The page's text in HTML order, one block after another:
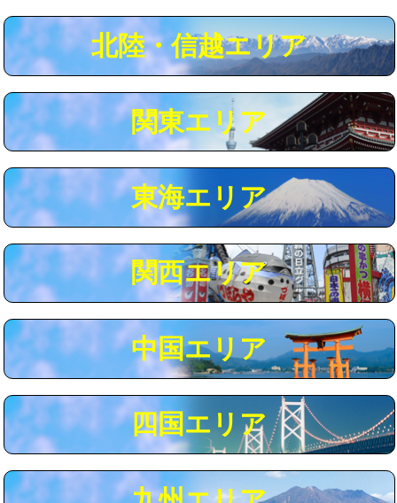
マス交換（土の掘削・埋め戻し作業） 11,000円~
マス交換（深さ50㎝以上） 66,000円
コンクリート斫り（厚さ10㎝まで） 27,500円
コンクリート斫り（厚さ10㎝超え） 38,500円
モルタル補修（厚さ10㎝まで） 27,500円
モルタル補修（厚さ10㎝超え） 38,500円
追加人工 16,500円
現場見積
※給水管工事は20mmまでの価格です。
北陸・信越エリア
関東エリア
東海エリア
関西エリア
中国エリア
四国エリア